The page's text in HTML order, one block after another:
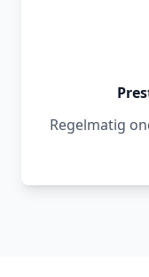
Regelmatig